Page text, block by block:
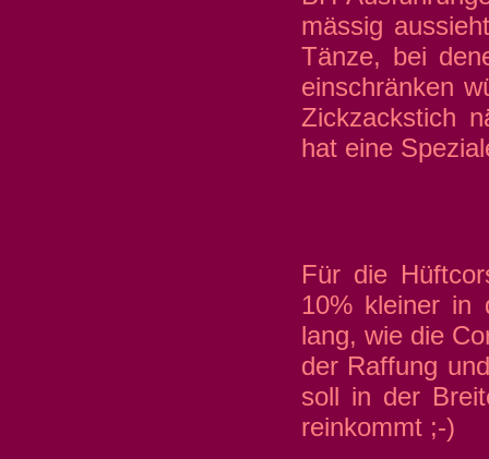
mässig
Tänze, bei
einschränken
Zickzackstich
hat eine
Für die
10% kleiner in
lang, wie die
der Raffung
soll in der
reinkommt ;-)